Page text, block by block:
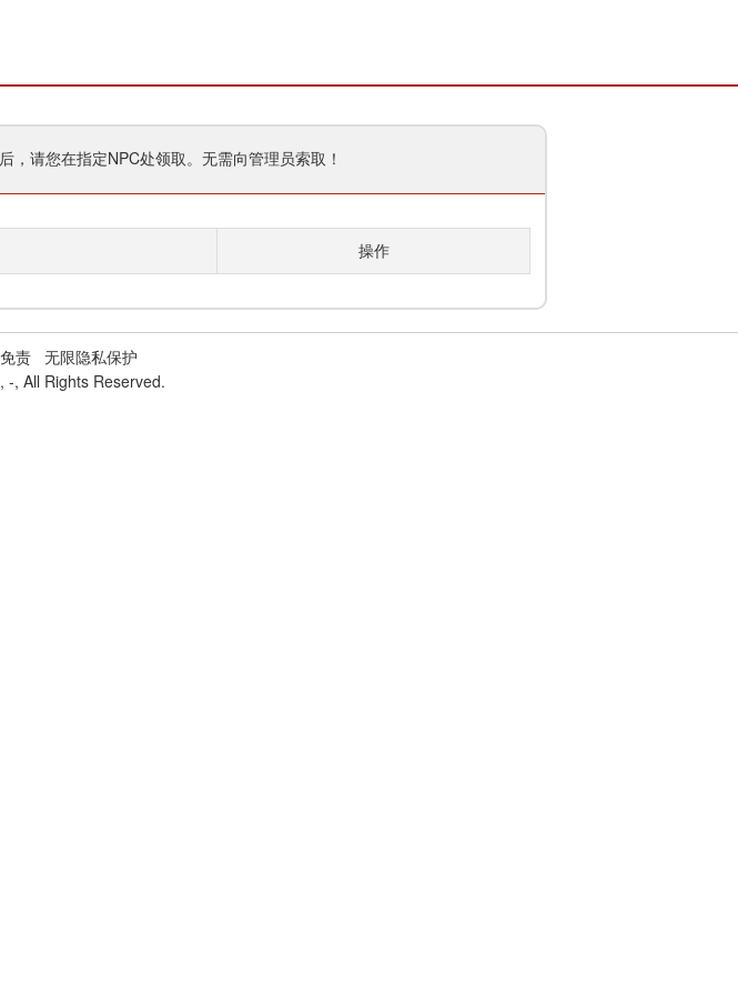
请您在指定NPC处领取。无需向管理员索取！
操作
责 无限隐私保护
-, All Rights Reserved.